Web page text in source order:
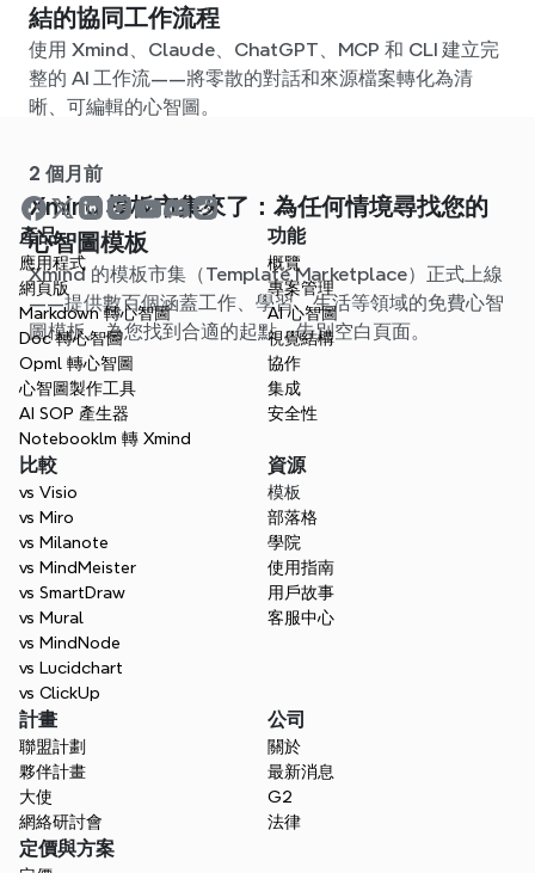
結的協同工作流程
使用 Xmind、Claude、ChatGPT、MCP 和 CLI 建立完
整的 AI 工作流——將零散的對話和來源檔案轉化為清
晰、可編輯的心智圖。
2 個月前
Xmind 模板市集來了：為任何情境尋找您的
心智圖模板
Xmind 的模板市集（Template Marketplace）正式上線
——提供數百個涵蓋工作、學習、生活等領域的免費心智
圖模板。為您找到合適的起點，告別空白頁面。
產品
應用程式
網頁版
Markdown 轉心智圖
Doc 轉心智圖
Opml 轉心智圖
心智圖製作工具
AI SOP 產生器
Notebooklm 轉 Xmind
功能
概覽
專案管理
AI 心智圖
視覺結構
協作
集成
安全性
比較
vs Visio
vs Miro
vs Milanote
vs MindMeister
vs SmartDraw
vs Mural
vs MindNode
vs Lucidchart
vs ClickUp
資源
模板
部落格
學院
使用指南
用戶故事
客服中心
計畫
聯盟計劃
夥伴計畫
大使
網絡研討會
公司
關於
最新消息
G2
法律
定價與方案